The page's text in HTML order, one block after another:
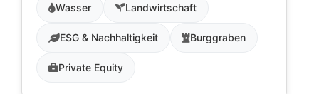
Wasser Landwirtschaft
ESG & Nachhaltigkeit Burggraben
Private Equity